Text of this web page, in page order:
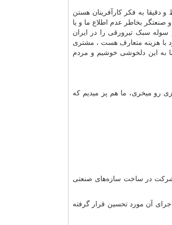
دقیقا به فکر کارآفرینان هستن
صنعتگر بخاطر عدم اطلاع ما و یا
سبک تیرورقی را در ایران
با هزینه متعارف هست ، مشتری
به این دلخوشی خوشیم و مردم
رو میخری، ما هم پز میدیم که
پروژه نشان‌دهنده توانمندی شرکت در ساخت سازه‌های صنعتی
آن مورد تحسین قرار گرفته